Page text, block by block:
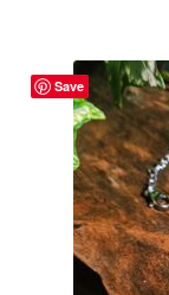
Save